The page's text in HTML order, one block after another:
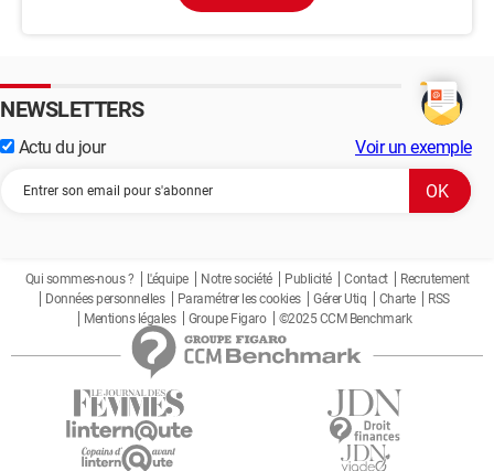
NEWSLETTERS
Actu du jour Voir un exemple
Qui sommes-nous ? L'équipe Notre société Publicité Contact
Recrutement
Données personnelles
Paramétrer les cookies Gérer Utiq Charte
RSS
Mentions légales
Groupe Figaro ©2025 CCM Benchmark